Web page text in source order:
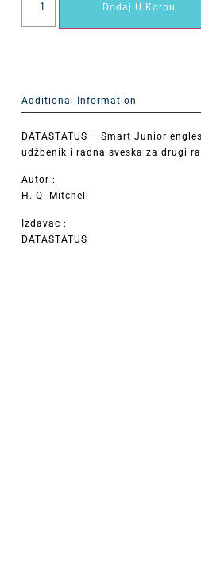
Dodaj U Korpu
Additional Information
DATASTATUS – Smart Junior
udžbenik i radna sveska za drugi
Autor :
H. Q. Mitchell
Izdavac :
DATASTATUS